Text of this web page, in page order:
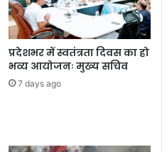
प्रदेशभर में स्वतंत्रता दिवस का हो
भव्य आयोजनः मुख्य सचिव
7 days ago